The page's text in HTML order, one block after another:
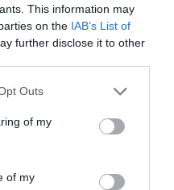
This information may
on the IAB’s List of
further disclose it to other
uses one or more Google
You may click to
its third-party tags to
purposes in below Google
Outs
of my
of my
εξαφάνισης
από τη Γλυφάδα